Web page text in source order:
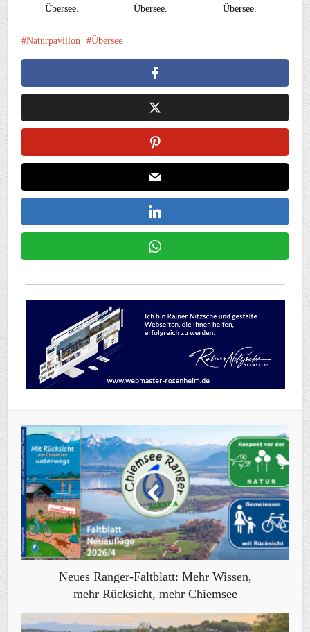
Übersee.
Übersee.
Übersee.
Naturpavillon Übersee
Neues Ranger-Faltblatt: Mehr Wissen,
mehr Rücksicht, mehr Chiemsee